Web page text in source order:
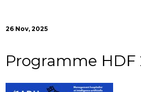
26 Nov, 2025
Programme HDF